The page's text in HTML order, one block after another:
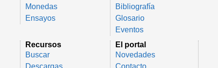
Monedas
Ensayos
Bibliografía
Glosario
Eventos
Recursos
Buscar
El portal
Novedades